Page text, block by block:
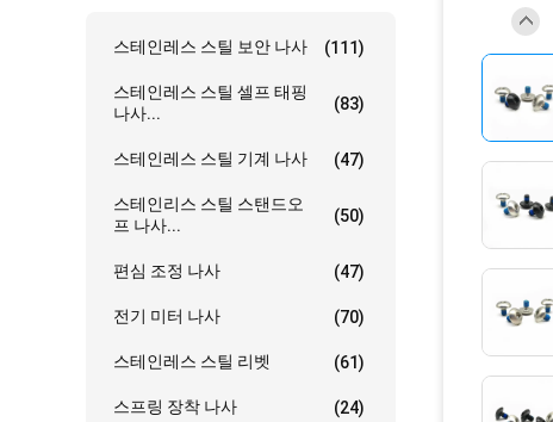
스테인레스 스틸 보안 나사 (111)
스테인레스 스틸 셀프 태핑
나사...
(83)
스테인레스 스틸 기계 나사 (47)
스테인리스 스틸 스탠드오
프 나사...
(50)
편심 조정 나사 (47)
전기 미터 나사 (70)
스테인레스 스틸 리벳 (61)
스프링 장착 나사 (24)